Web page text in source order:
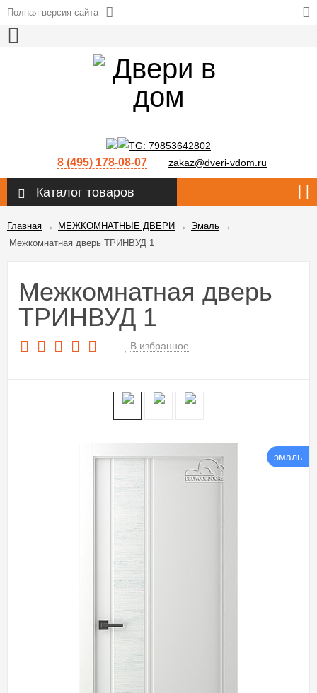
Полная версия сайта
8 (495) 178-08-07 zakaz@dveri-vdom.ru
Каталог товаров
Главная → МЕЖКОМНАТНЫЕ ДВЕРИ → Эмаль →
Межкомнатная дверь ТРИНВУД 1
Межкомнатная дверь
ТРИНВУД 1
В избранное
эмаль